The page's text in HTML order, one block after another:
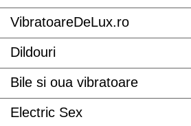
VibratoareDeLux.ro
Dildouri
Bile si oua vibratoare
Electric Sex